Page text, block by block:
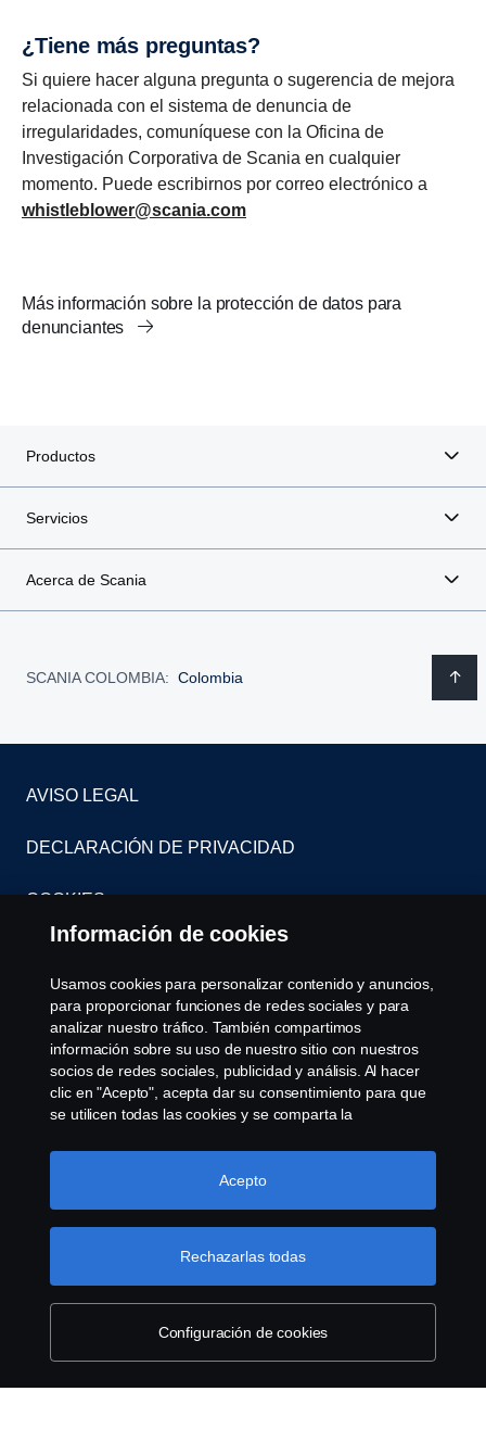
¿Tiene más preguntas?
Si quiere hacer alguna pregunta o sugerencia de mejora
relacionada con el sistema de denuncia de
irregularidades, comuníquese con la Oficina de
Investigación Corporativa de Scania en cualquier
momento. Puede escribirnos por correo electrónico a
whistleblower@scania.com
Más información sobre la protección de datos para
denunciantes
Productos
Servicios
Acerca de Scania
SCANIA COLOMBIA: Colombia
AVISO LEGAL
DECLARACIÓN DE PRIVACIDAD
COOKIES
SISTEMA DE DENUNCIAS
CONFIGURACIÓN DE COOKIES
reservados. Scania Colombia S.A.S. - Calle 17 # 68
- 24 CP (110931) Bogotá, Colombia. Tel: (57) 601
7487038
Información de cookies
Usamos cookies para personalizar contenido y anuncios,
para proporcionar funciones de redes sociales y para
analizar nuestro tráfico. También compartimos
información sobre su uso de nuestro sitio con nuestros
socios de redes sociales, publicidad y análisis. Al hacer
clic en "Acepto", acepta dar su consentimiento para que
se utilicen todas las cookies y se comparta la
haciendo clic en "Configuración de cookies" y
seleccionando las categorías que desea aceptar. Para
Más información
Configuración de cookies
Rechazarlas todas
Acepto